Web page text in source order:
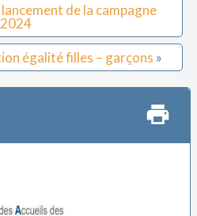
de la campagne
2024
égalité filles – garçons »